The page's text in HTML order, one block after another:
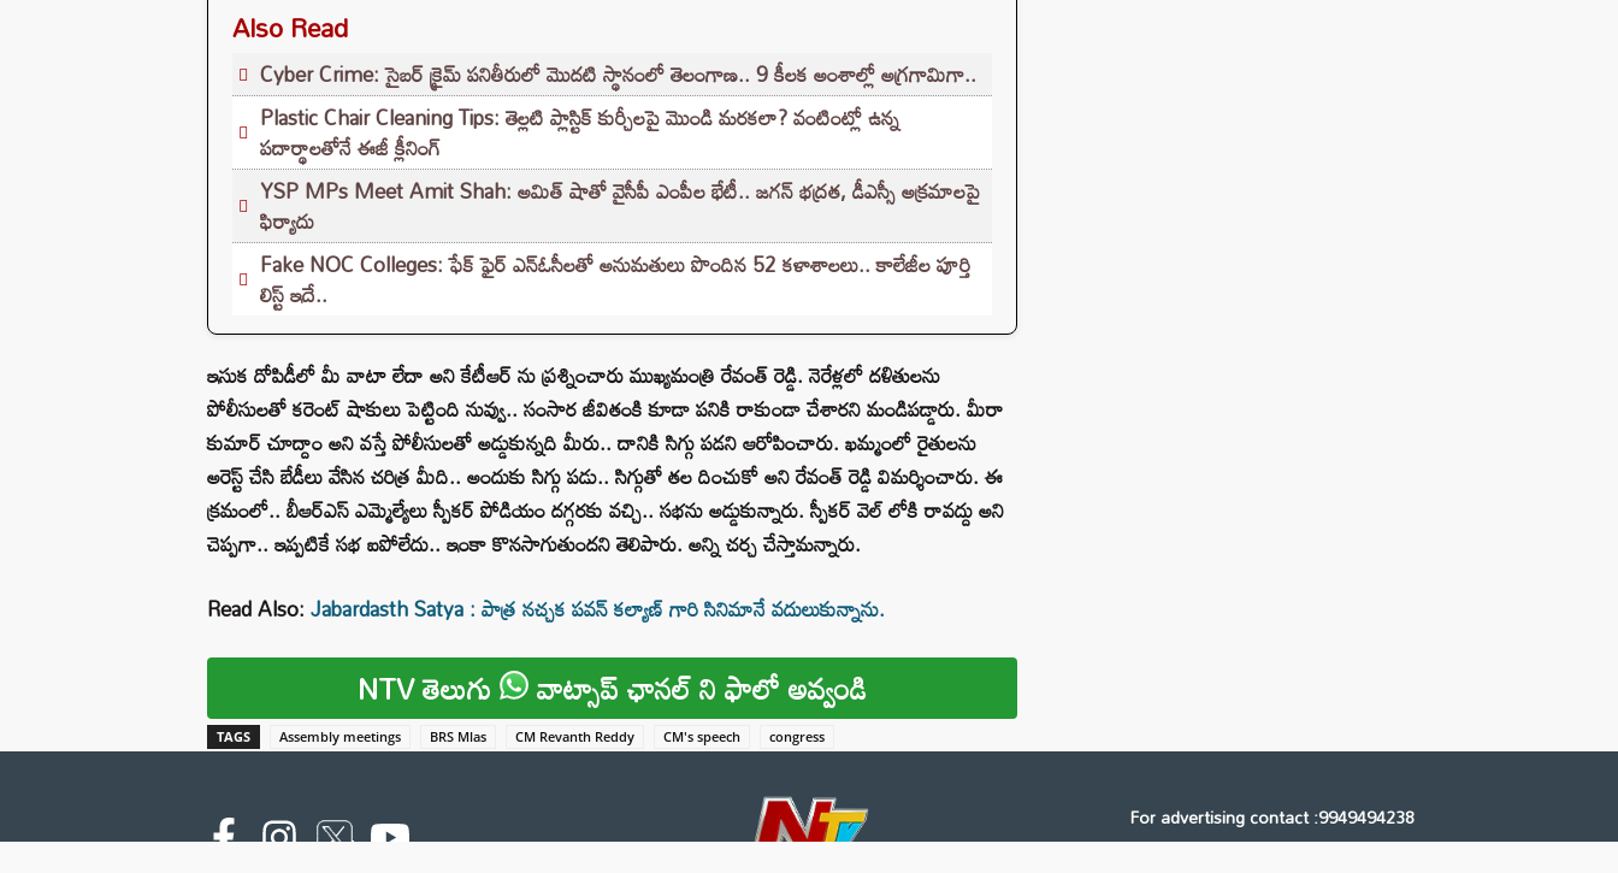
Also Read
Cyber Crime: సైబర్ క్రైమ్ పనితీరులో మొదటి స్థానంలో తెలంగాణ.. 9 కీలక అంశాల్లో అగ్రగామిగా..
Plastic Chair Cleaning Tips: తెల్లటి ప్లాస్టిక్ కుర్చీలపై మొండి మరకలా? వంటింట్లో ఉన్న
పదార్థాలతోనే ఈజీ క్లీనింగ్
YSP MPs Meet Amit Shah: అమిత్ షాతో వైసీపీ ఎంపీల భేటీ.. జగన్ భద్రత, డీఎస్సీ అక్రమాలపై
ఫిర్యాదు
Fake NOC Colleges: ఫేక్ ఫైర్ ఎన్ఓసీలతో అనుమతులు పొందిన 52 కళాశాలలు.. కాలేజీల పూర్తి
లిస్ట్ ఇదే..
ఇసుక దోపిడీలో మీ వాటా లేదా అని కేటీఆర్ ను ప్రశ్నించారు ముఖ్యమంత్రి రేవంత్ రెడ్డి. నెరేళ్లలో దళితులను
పోలీసులతో కరెంట్ షాకులు పెట్టింది నువ్వు.. సంసార జీవితంకి కూడా పనికి రాకుండా చేశారని మండిపడ్డారు. మీరా
కుమార్ చూద్దాం అని వస్తే పోలీసులతో అడ్డుకున్నది మీరు.. దానికి సిగ్గు పడని ఆరోపించారు. ఖమ్మంలో రైతులను
అరెస్ట్ చేసి బేడీలు వేసిన చరిత్ర మీది.. అందుకు సిగ్గు పడు.. సిగ్గుతో తల దించుకో అని రేవంత్ రెడ్డి విమర్శించారు. ఈ
క్రమంలో.. బీఆర్ఎస్ ఎమ్మెల్యేలు స్పీకర్ పోడియం దగ్గరకు వచ్చి.. సభను అడ్డుకున్నారు. స్పీకర్ వెల్ లోకి రావద్దు అని
చెప్పగా.. ఇప్పటికే సభ ఐపోలేదు.. ఇంకా కొనసాగుతుందని తెలిపారు. అన్ని చర్చ చేస్తామన్నారు.
Read Also:Jabardasth Satya : పాత్ర నచ్చక పవన్ కల్యాణ్ గారి సినిమానే వదులుకున్నాను.
NTV తెలుగు వాట్సాప్ ఛానల్ ని ఫాలో అవ్వండి
TAGS Assembly meetings BRS Mlas CM Revanth Reddy CM's speech congress
For advertising contact :9949494238
Email: digital@ntvnetwork.com